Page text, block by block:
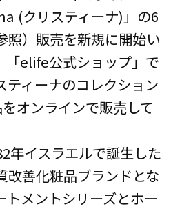
(クリスティーナ)」の6
照）販売を新規に開始い
「elife公式ショップ」で
ティーナのコレクション
オンラインで販売して
年イスラエルで誕生した
改善化粧品ブランドとな
トメントシリーズとホー